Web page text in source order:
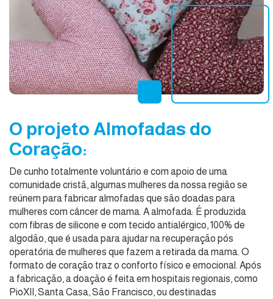
O projeto Almofadas do
Coração:
De cunho totalmente voluntário e com apoio de uma
comunidade cristã, algumas mulheres da nossa região se
reúnem para fabricar almofadas que são doadas para
mulheres com câncer de mama. A almofada: É produzida
com fibras de silicone e com tecido antialérgico, 100% de
algodão, que é usada para ajudar na recuperação pós
operatória de mulheres que fazem a retirada da mama. O
formato de coração traz o conforto físico e emocional. Após
a fabricação, a doação é feita em hospitais regionais, como
PioXII, Santa Casa, São Francisco, ou destinadas